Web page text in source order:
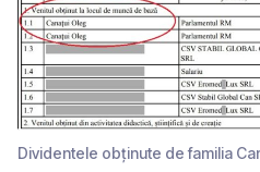
Dividentele obținute de familia